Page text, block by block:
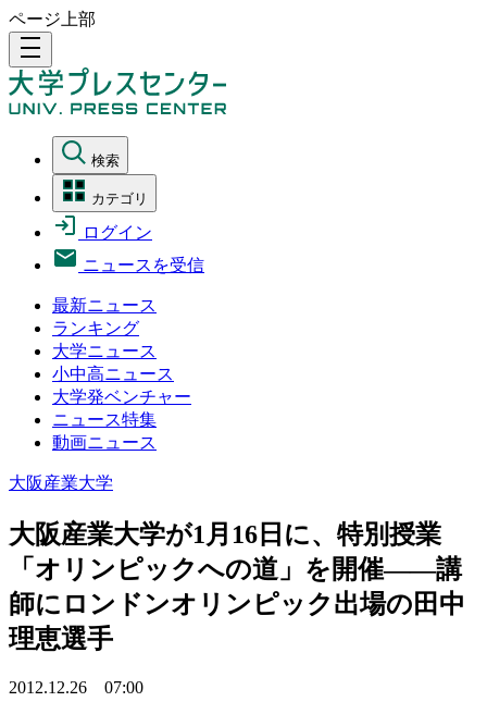
ページ上部
density_medium
検索
カテゴリ
ログイン
ニュースを受信
最新ニュース
ランキング
大学ニュース
小中高ニュース
大学発ベンチャー
ニュース特集
動画ニュース
大阪産業大学
大阪産業大学が1月16日に、特別授業
「オリンピックへの道」を開催――講
師にロンドンオリンピック出場の田中
理恵選手
2012.12.26 07:00